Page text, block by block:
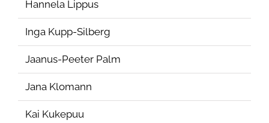
Hannela Lippus
Inga Kupp-Silberg
Jaanus-Peeter Palm
Jana Klomann
Kai Kukepuu